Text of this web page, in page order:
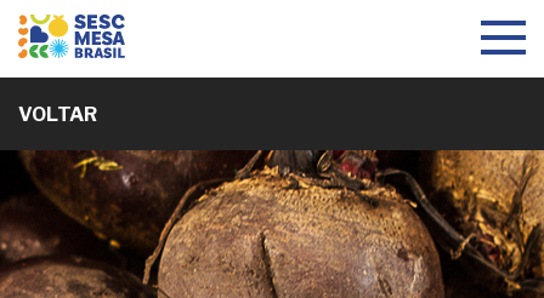
Toggle
VOLTAR